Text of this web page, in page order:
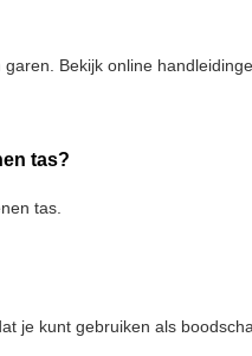
Bekijk online
tas?
tas.
je kunt gebruiken als